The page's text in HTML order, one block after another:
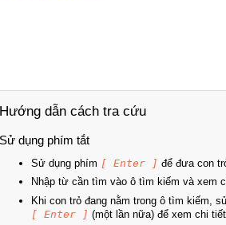
Hướng dẫn cách tra cứu
Sử dụng phím tắt
Sử dụng phím [ Enter ] để đưa con
Nhập từ cần tìm vào ô tìm kiếm và xem
Khi con trỏ đang nằm trong ô tìm kiếm,
[ Enter ] (một lần nữa) để xem chi